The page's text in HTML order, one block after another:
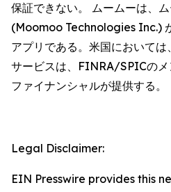
保証できない。 ムームーは、
(Moomoo Technologies Inc.)
アプリである。米国においては
サービスは、FINRA/SPICのメ
ファイナンシャルが提供する。
Legal Disclaimer:
EIN Presswire provides this